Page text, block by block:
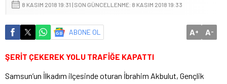
8 KASIM 2018 19:31 | SON GÜNCELLENME: 8 KASIM 2018 19:33
ABONE OL A+ A-
ŞERİT ÇEKEREK YOLU TRAFİĞE KAPATTI
Samsun’un İlkadım ilçesinde oturan İbrahim Akbulut, Gençlik